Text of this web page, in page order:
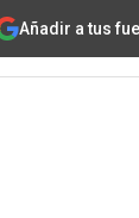
Añadir a tus